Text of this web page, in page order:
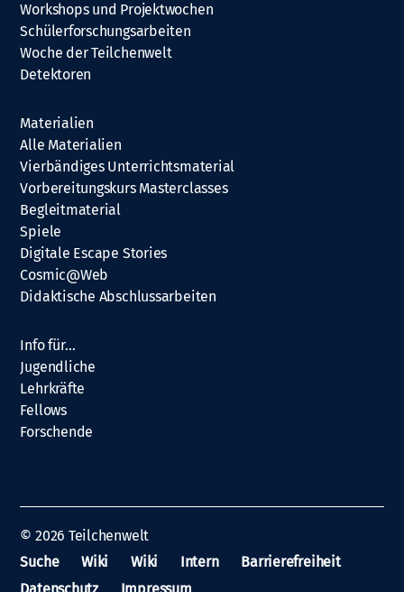
Workshops und Projektwochen
Schülerforschungsarbeiten
Woche der Teilchenwelt
Detektoren
Materialien
Alle Materialien
Vierbändiges Unterrichtsmaterial
Vorbereitungskurs Masterclasses
Begleitmaterial
Spiele
Digitale Escape Stories
Cosmic@Web
Didaktische Abschlussarbeiten
Info für…
Jugendliche
Lehrkräfte
Fellows
Forschende
© 2026 Teilchenwelt
Suche
Wiki Wiki Intern
Barrierefreiheit